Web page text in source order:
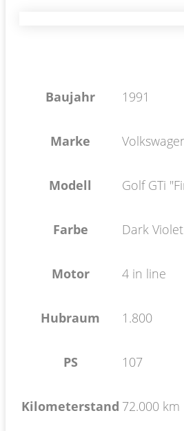
Baujahr 1991
Marke
Modell Golf GTi
Farbe Dark
Motor 4 in line
Hubraum 1.800
PS 107
Kilometerstand 72.000 km